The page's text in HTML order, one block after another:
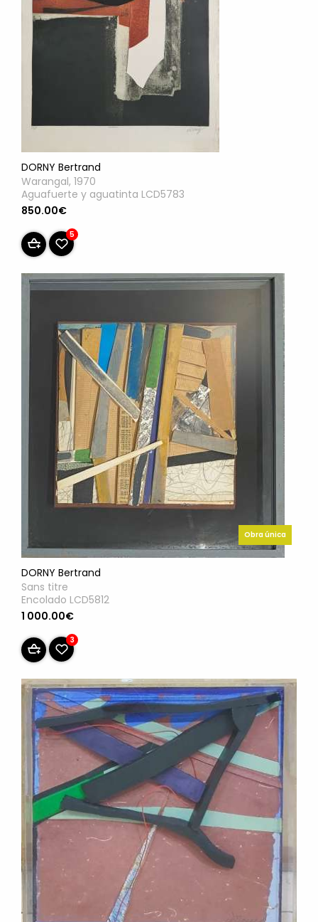
DORNY Bertrand
Warangal, 1970
Aguafuerte y aguatinta LCD5783
850.00€
5
Obra única
DORNY Bertrand
Sans titre
Encolado LCD5812
1 000.00€
3